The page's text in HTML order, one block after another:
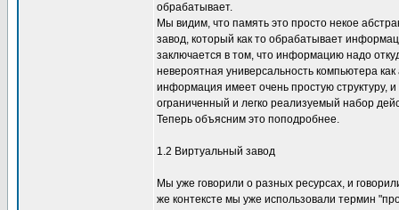
обрабатывает.
Мы видим, что память это просто некое
завод, который как то обрабатывает
заключается в том, что информацию надо
невероятная универсальность компьютера
информация имеет очень простую структуру,
ограниченный и легко реализуемый набор
Теперь объясним это поподробнее.
1.2 Виртуальный завод
Мы уже говорили о разных ресурсах, и
же контексте мы уже использовали термин